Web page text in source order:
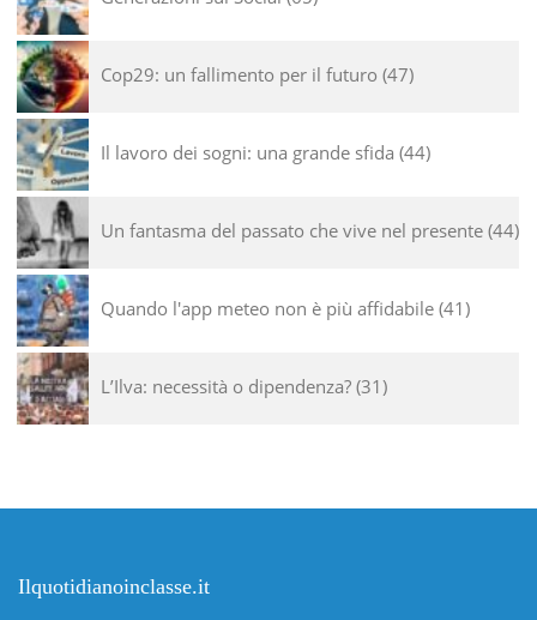
Cop29: un fallimento per il futuro 47
Il lavoro dei sogni: una grande sfida 44
Un fantasma del passato che vive nel presente 44
Quando l'app meteo non è più affidabile 41
L’Ilva: necessità o dipendenza? 31
Ilquotidianoinclasse.it